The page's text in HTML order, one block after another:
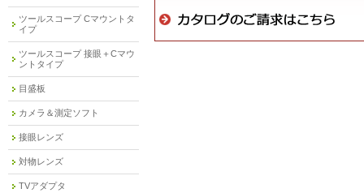
ツールスコープ Cマウントタ
イプ
ツールスコープ 接眼＋Cマウ
ントタイプ
目盛板
カメラ＆測定ソフト
接眼レンズ
対物レンズ
TVアダプタ